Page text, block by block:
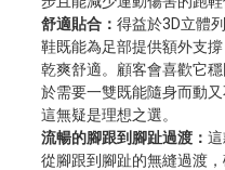
舒適貼合： 得益於3D立體
鞋既能為足部提供額外支
乾爽舒適。顧客會喜歡它
於需要一雙既能隨身而動
這無疑是理想之選。
流暢的腳跟到腳趾過渡：
從腳跟到腳趾的無縫過渡